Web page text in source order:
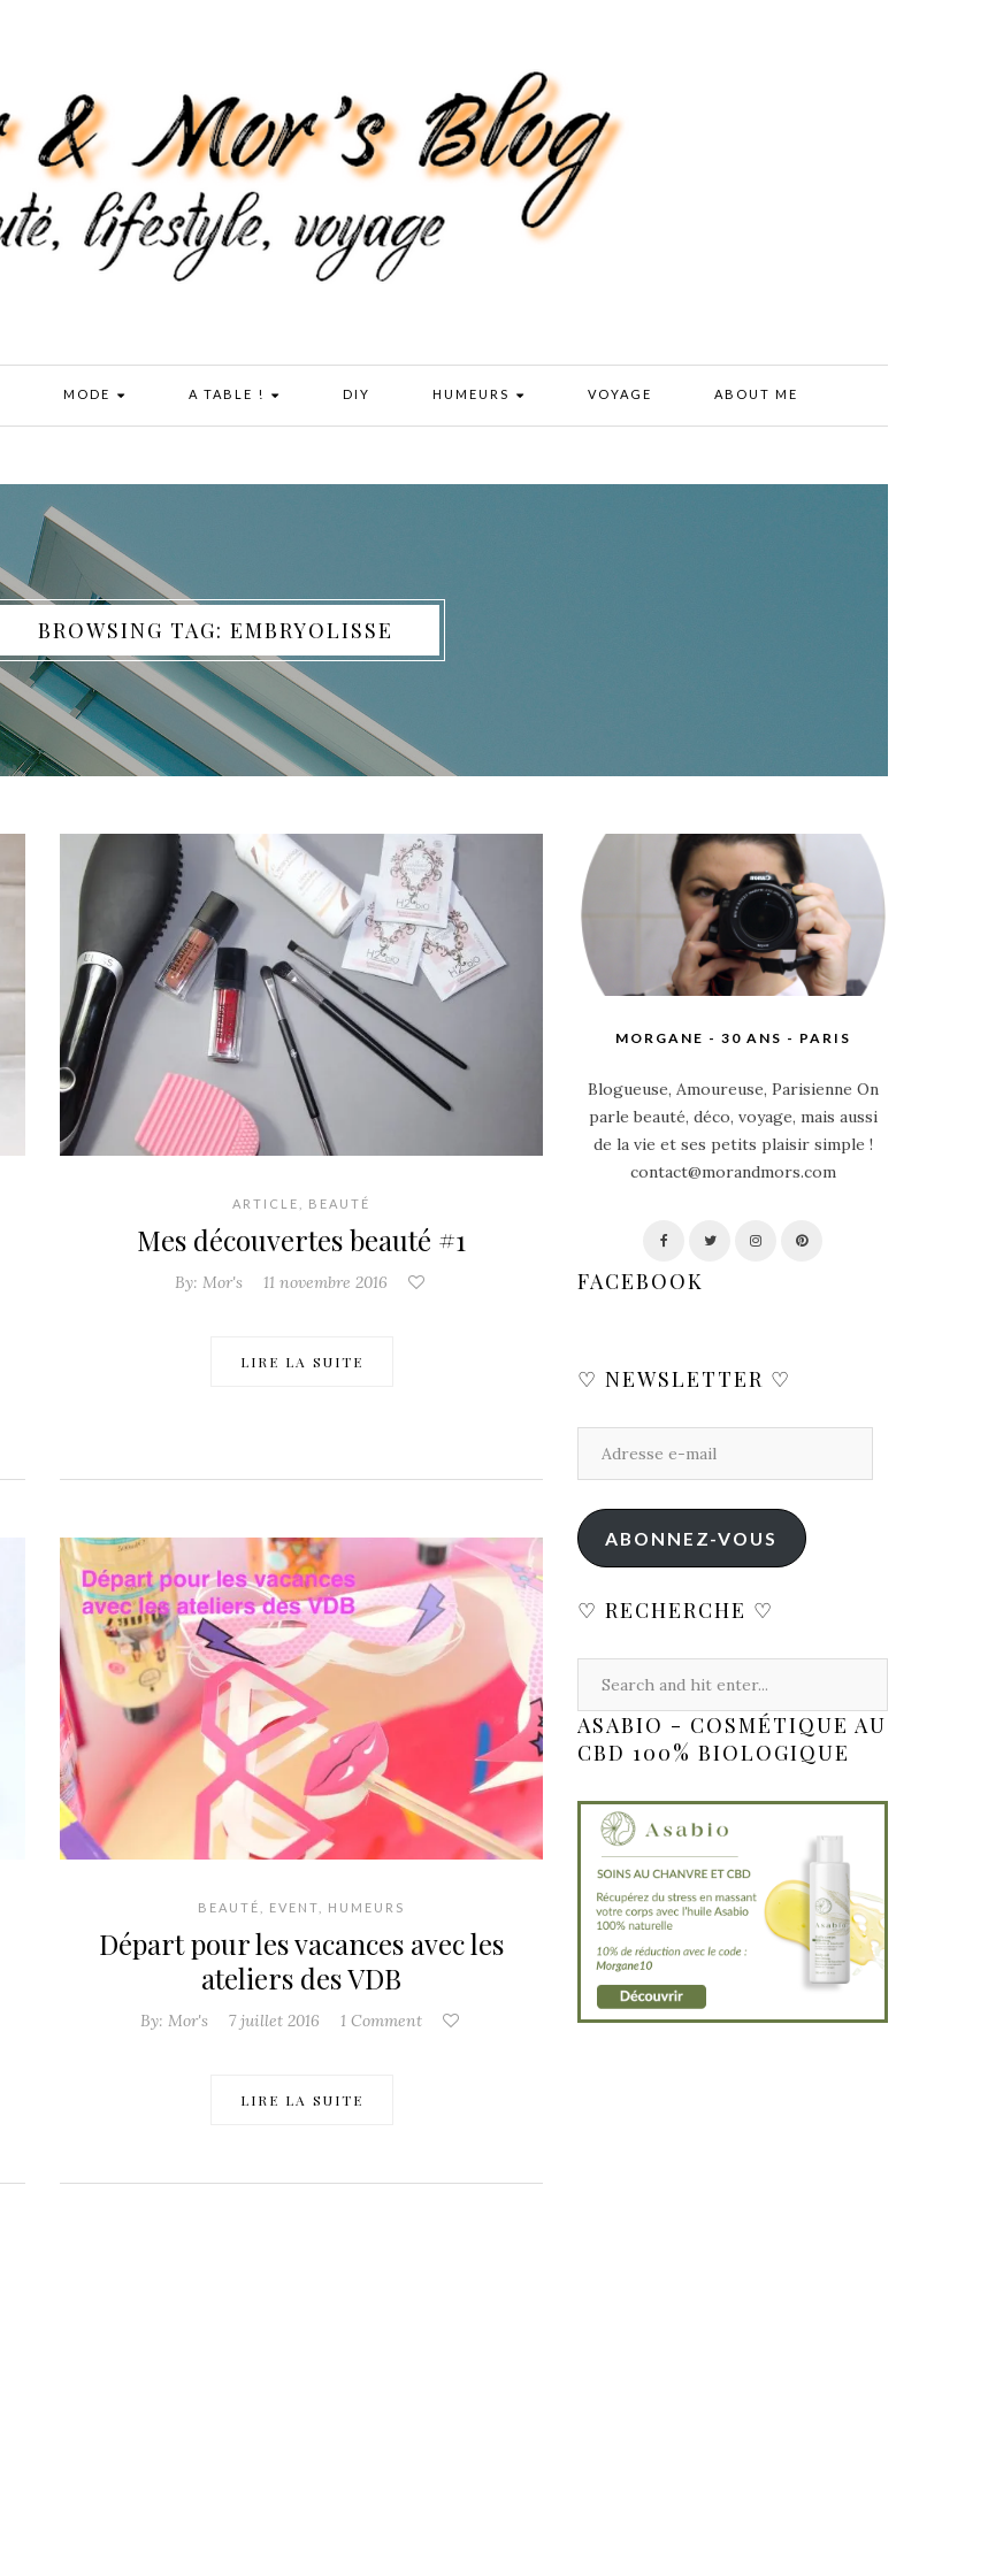
MODE A TABLE ! DIY HUMEURS VOYAGE ABOUT ME
BROWSING TAG: EMBRYOLISSE
ARTICLE BEAUTÉ
Mes découvertes beauté #1
By: Mor's 11 novembre 2016
LIRE LA SUITE
BEAUTÉ EVENT HUMEURS
Départ pour les vacances avec les
ateliers des VDB
By: Mor's 7 juillet 2016 1 Comment
LIRE LA SUITE
MORGANE - 30 ANS - PARIS
Blogueuse, Amoureuse, Parisienne On
parle beauté, déco, voyage, mais aussi
de la vie et ses petits plaisir simple !
contact@morandmors.com
FACEBOOK
♡ NEWSLETTER ♡
ABONNEZ-VOUS
♡ RECHERCHE ♡
ASABIO - COSMÉTIQUE AU
CBD 100% BIOLOGIQUE